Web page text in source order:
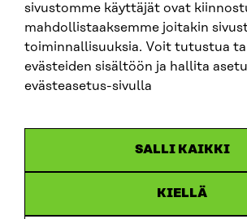
sivustomme käyttäjät ovat
mahdollistaaksemme joitakin
toiminnallisuuksia. Voit tutustua
evästeiden sisältöön ja hallita
evästeasetus-sivulla
SALLI KAIKKI
KIELLÄ